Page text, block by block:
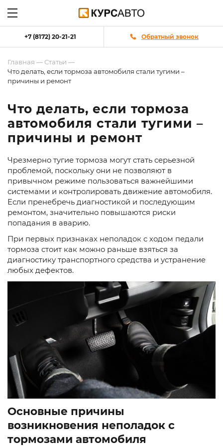
+7 (8172) 20-21-21 Обратный звонок
Главная — Статьи —
Что делать, если тормоза автомобиля стали тугими –
причины и ремонт
Что делать, если тормоза
автомобиля стали тугими –
причины и ремонт
Чрезмерно тугие тормоза могут стать серьезной
проблемой, поскольку они не позволяют в
привычном режиме пользоваться важнейшими
системами и контролировать движение автомобиля.
Если пренебречь диагностикой и последующим
ремонтом, значительно повышаются риски
попадания в аварию.
При первых признаках неполадок с ходом педали
тормоза стоит как можно раньше взяться за
диагностику транспортного средства и устранение
любых дефектов.
Основные причины
возникновения неполадок с
тормозами автомобиля